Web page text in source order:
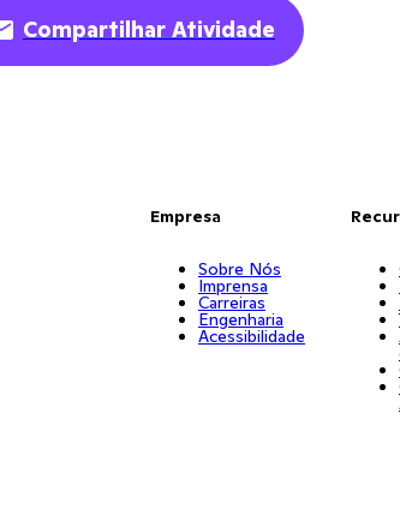
Compartilhar Atividade
Empresa
Sobre Nós
Imprensa
Carreiras
Engenharia
Acessibilidade